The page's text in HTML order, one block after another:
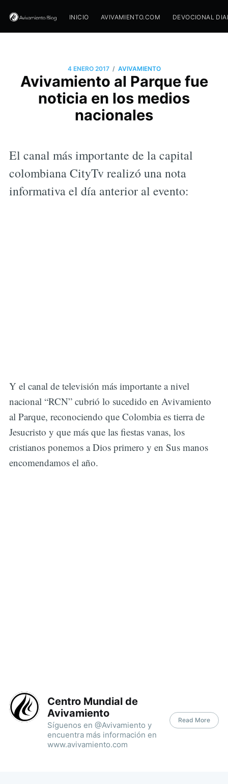
INICIO AVIVAMIENTO.COM DEVOCIONAL
4 ENERO 2017 / AVIVAMIENTO
Avivamiento al Parque fue
noticia en los medios
nacionales
El canal más importante de la capital
colombiana CityTv realizó una nota
informativa el día anterior al evento:
Y el canal de televisión más importante a nivel
nacional “RCN” cubrió lo sucedido en Avivamiento
al Parque, reconociendo que Colombia es tierra de
Jesucristo y que más que las fiestas vanas, los
cristianos ponemos a Dios primero y en Sus manos
encomendamos el año.
Centro Mundial de
Avivamiento
Síguenos en @Avivamiento y
encuentra más información en
www.avivamiento.com
Read More